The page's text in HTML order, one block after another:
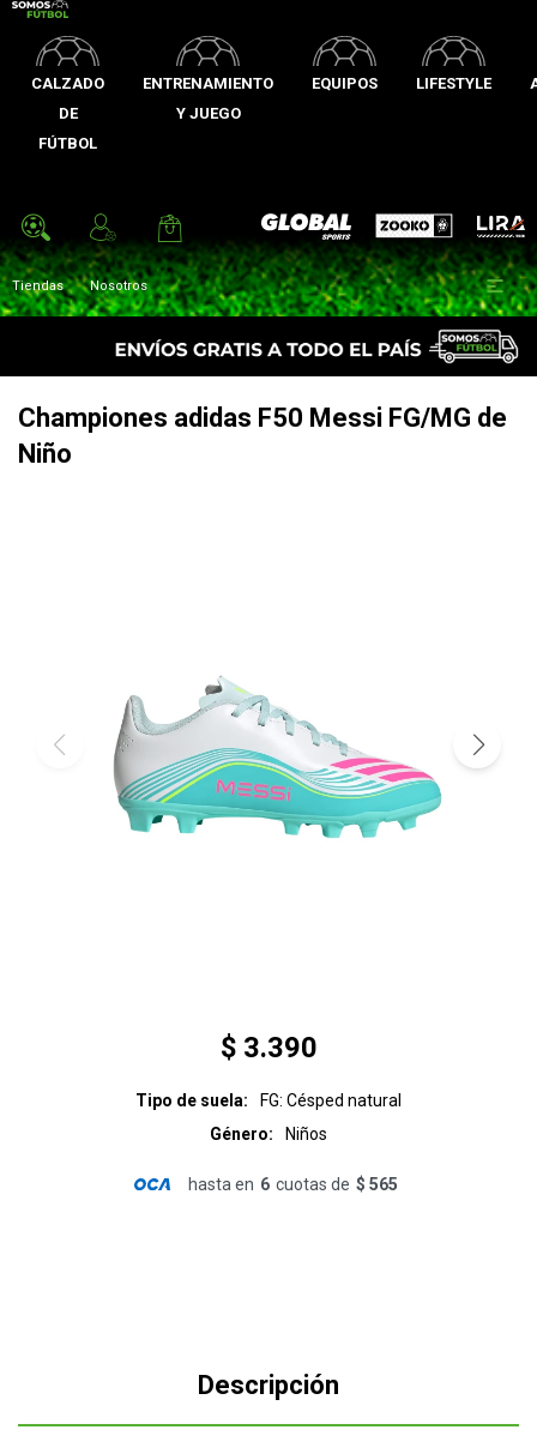
CALZADO
DE
FÚTBOL
ENTRENAMIENTO
Y JUEGO
EQUIPOS LIFESTYLE
Global Sports Zooko Lira
Tiendas Nosotros 
Championes adidas F50 Messi FG/MG de
Niño
$ 3.390
Tipo de suela
FG: Césped natural
Género
Niños
hasta en 6 cuotas de $ 565
Descripción